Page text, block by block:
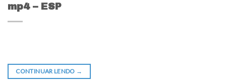
mp4 – ESP
CONTINUAR LENDO →